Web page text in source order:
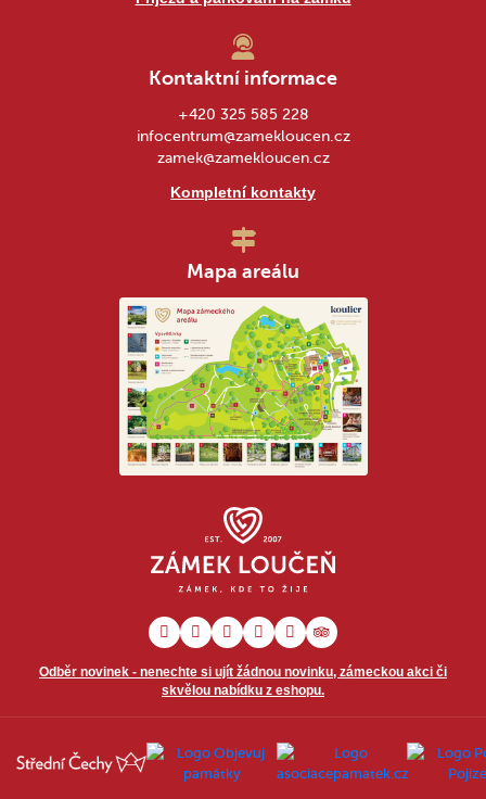
Odběr novinek - nenechte si ujít žádnou novinku, zámeckou akci či
skvělou nabídku z eshopu.
Kontaktní informace
+420 325 585 228
infocentrum@zamekloucen.cz
zamek@zamekloucen.cz
Kompletní kontakty
Mapa areálu